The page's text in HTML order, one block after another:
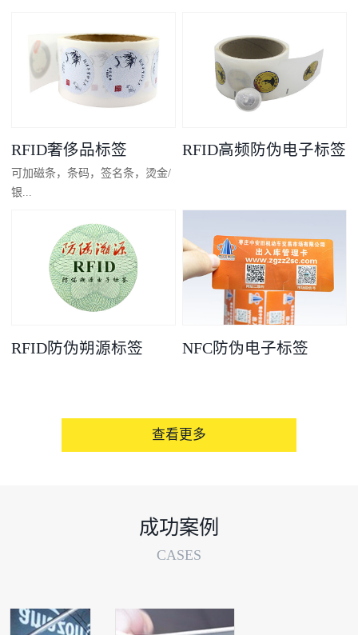
RFID奢侈品标签
可加磁条，条码，签名条，烫金/
银...
凸码，金/银底
RFID高频防伪电子标签
RFID防伪朔源标签 NFC防伪电子标签
查看更多
成功案例
CASES